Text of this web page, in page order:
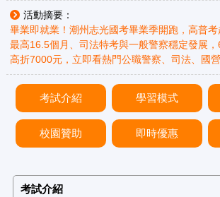
活動摘要：
畢業即就業！潮州志光國考畢業季開跑，高普
最高16.5個月、司法特考與一般警察穩定發展
高折7000元，立即看熱門公職警察、司法、國營
考試介紹 學習模式
校園贊助 即時優惠
考試介紹